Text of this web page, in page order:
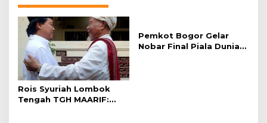
Rois Syuriah Lombok
Tengah TGH MAARIF:
Pemkot Bogor Gelar
Nobar Final Piala Dunia